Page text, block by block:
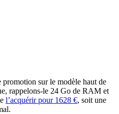
sur le modèle haut de
rappelons-le 24 Go de RAM et
l’acquérir pour 1628 €, soit une